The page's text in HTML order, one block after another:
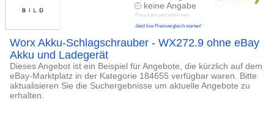
keine Angabe
Preis kann jetzt höher sein
Jetzt live Preisvergleich starten!
Worx Akku-Schlagschrauber - WX272.9 ohne eBay
Akku und Ladegerät
Dieses Angebot ist ein Beispiel für Angebote, die kürzlich auf dem
eBay-Marktplatz in der Kategorie 184655 verfügbar waren. Bitte
aktualisieren Sie die Suchergebnisse um aktuelle Angebote zu
erhalten.